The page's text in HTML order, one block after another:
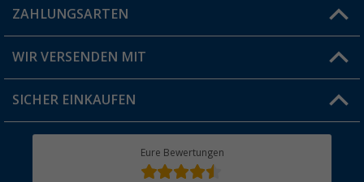
Blog
Jobs & Karriere
FAQ & Kontakt
Versandinformationen
Rücksendung
ZAHLUNGSARTEN
WIR VERSENDEN MIT
SICHER EINKAUFEN
Eure Bewertungen